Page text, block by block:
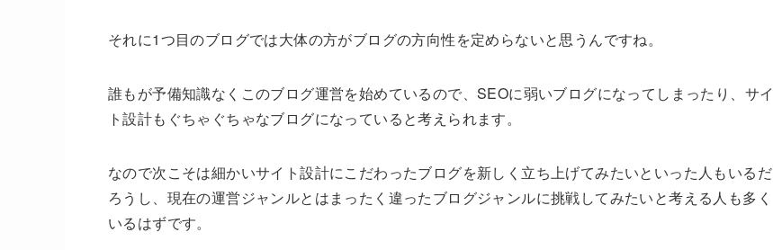
それに1つ目のブログでは大体の方がブログの方向性を定めらないと思うんですね。
誰もが予備知識なくこのブログ運営を始めているので、SEOに弱いブログになってしまったり、サイ
ト設計もぐちゃぐちゃなブログになっていると考えられます。
なので次こそは細かいサイト設計にこだわったブログを新しく立ち上げてみたいといった人もいるだ
ろうし、現在の運営ジャンルとはまったく違ったブログジャンルに挑戦してみたいと考える人も多く
いるはずです。